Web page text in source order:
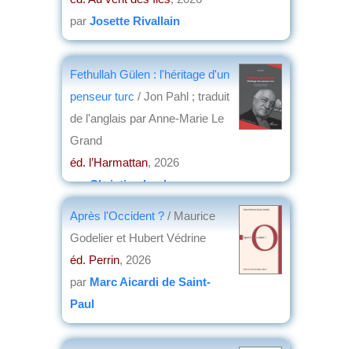
par Josette Rivallain
Fethullah Gülen : l'héritage d'un
penseur turc / Jon Pahl ; traduit
de l'anglais par Anne-Marie Le
Grand
éd. l’Harmattan, 2026
parChristian Lochon
Après l'Occident ? / Maurice
Godelier et Hubert Védrine
éd. Perrin, 2026
par Marc Aicardi de Saint-
Paul